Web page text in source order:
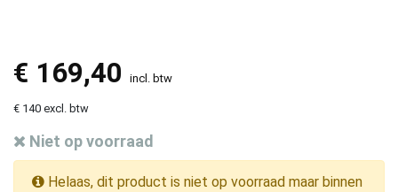
€ 169,40 incl. btw
€ 140 excl. btw
Niet op voorraad
Helaas, dit product is niet op voorraad maar binnen